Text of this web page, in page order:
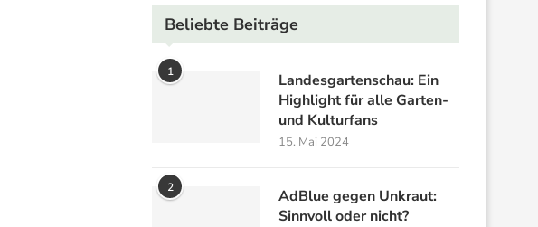
Beliebte Beiträge
1
Landesgartenschau: Ein
Highlight für alle Garten-
und Kulturfans
15. Mai 2024
2
AdBlue gegen Unkraut:
Sinnvoll oder nicht?